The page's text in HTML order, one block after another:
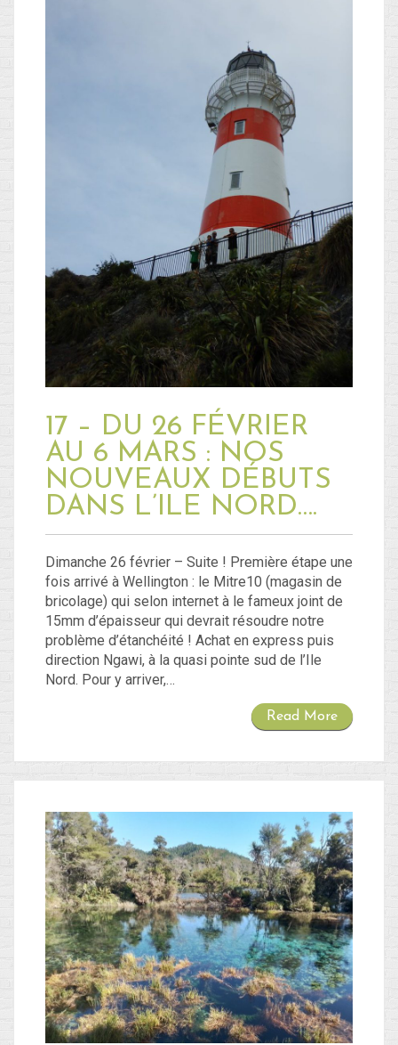
17 – DU 26 FÉVRIER
AU 6 MARS : NOS
NOUVEAUX DÉBUTS
DANS L’ILE NORD….
Dimanche 26 février – Suite ! Première étape une
fois arrivé à Wellington : le Mitre10 (magasin de
bricolage) qui selon internet à le fameux joint de
15mm d’épaisseur qui devrait résoudre notre
problème d’étanchéité ! Achat en express puis
direction Ngawi, à la quasi pointe sud de l’Ile
Nord. Pour y arriver,…
Read More